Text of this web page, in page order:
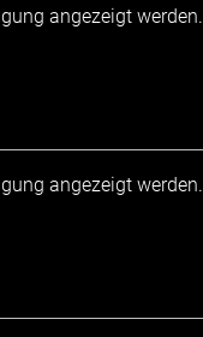
angezeigt werden.
angezeigt werden.